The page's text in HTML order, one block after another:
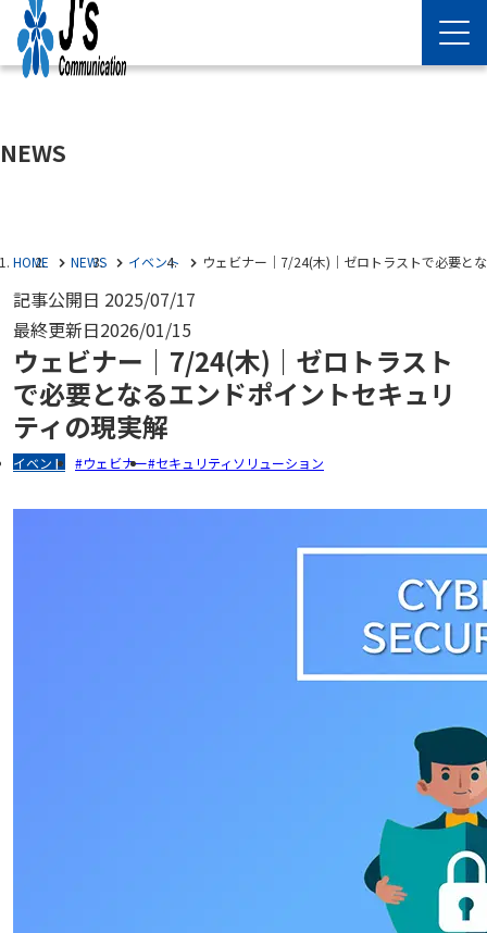
NEWS
HOME NEWS イベント ウェビナー｜7/24(木)｜ゼロトラストで必要と
記事公開日 2025/07/17
最終更新日2026/01/15
ウェビナー｜7/24(木)｜ゼロトラスト
で必要となるエンドポイントセキュリ
ティの現実解
イベント ウェビナー セキュリティソリューション